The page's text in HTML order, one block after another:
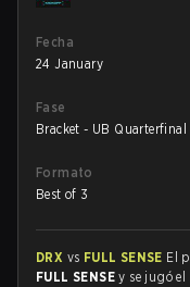
Fecha
24 January
Fase
Bracket - UB Quarterfinal
Formato
Best of 3
DRX vs FULL SENSE El
FULL SENSEy se jugó el